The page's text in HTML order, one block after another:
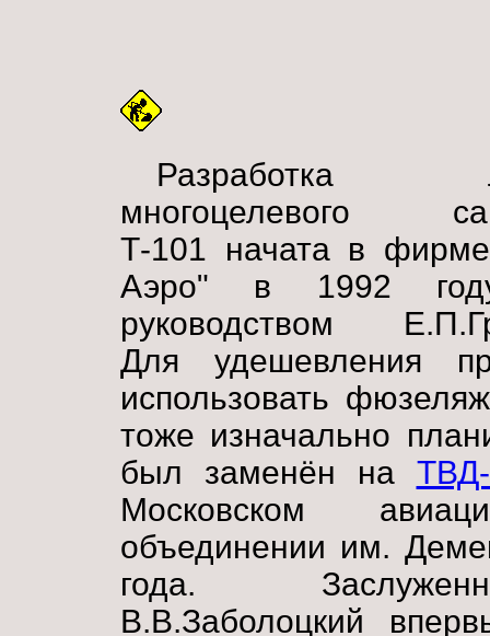
Разработка
многоцелевого
Т-101 начата в
Аэро" в 1992
руководством
Для удешевления
использовать
тоже изначально
был заменён на
Московском
объединении им.
года.
В.В.Заболоцкий